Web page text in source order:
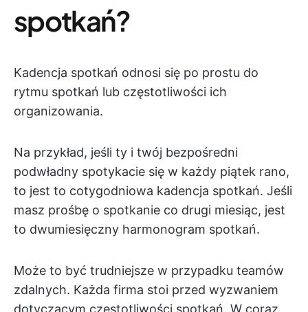
spotkań?
Kadencja spotkań odnosi się po prostu do
rytmu spotkań lub częstotliwości ich
organizowania.
Na przykład, jeśli ty i twój bezpośredni
podwładny spotykacie się w każdy piątek rano,
to jest to cotygodniowa kadencja spotkań. Jeśli
masz prośbę o spotkanie co drugi miesiąc, jest
to dwumiesięczny harmonogram spotkań.
Może to być trudniejsze w przypadku teamów
zdalnych. Każda firma stoi przed wyzwaniem
dotyczącym częstotliwości spotkań. W coraz